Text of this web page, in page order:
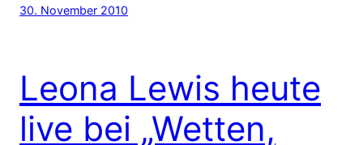
30. November 2010
Leona Lewis heute
live bei „Wetten,